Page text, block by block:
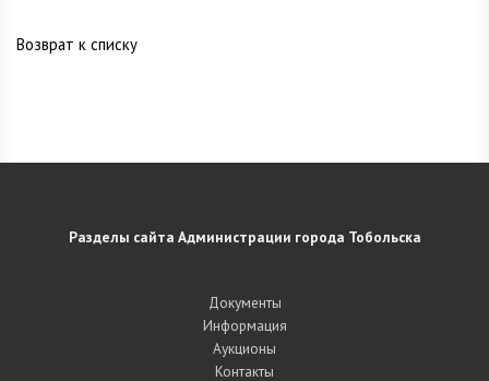
Возврат к списку
Разделы сайта Администрации города Тобольска
Документы
Информация
Аукционы
Контакты